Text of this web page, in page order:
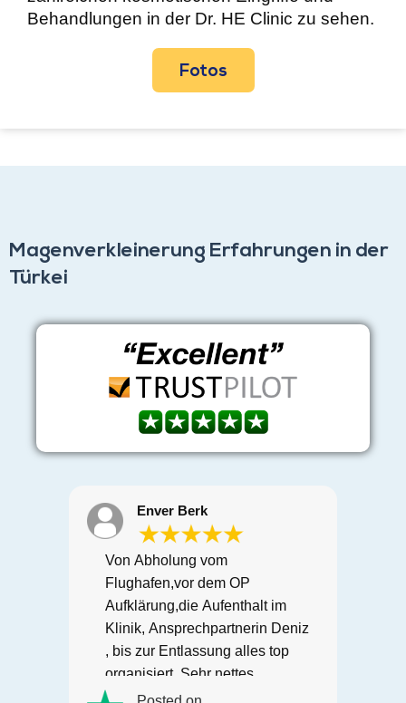
Behandlungen in der Dr. HE Clinic zu sehen.
Fotos
Magenverkleinerung Erfahrungen in der
Türkei
Enver Berk
Von Abholung vom
Flughafen,vor dem OP
Aufklärung,die Aufenthalt im
Klinik, Ansprechpartnerin Deniz
, bis zur Entlassung alles top
organisiert. Sehr nettes
Personal auf jeden Fall 100%